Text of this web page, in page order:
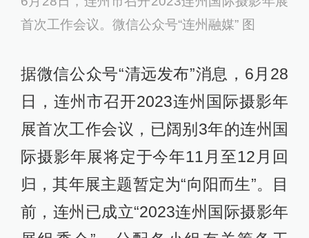
首次工作会议。微信公众号“连州融媒” 图
据微信公众号“清远发布”消息，6月28
日，连州市召开2023连州国际摄影年
展首次工作会议，已阔别3年的连州国
际摄影年展将定于今年11月至12月回
归，其年展主题暂定为“向阳而生”。目
前，连州已成立“2023连州国际摄影年